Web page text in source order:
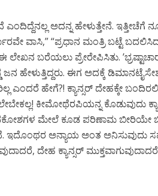
ಎಂದಿದ್ದೆನಲ್ಲ ಅದನ್ನ ಹೇಳುತ್ತೇನೆ. ಇತ್ತೀಚೆಗೆ
ವಾಸಿ,” “ಪ್ರಧಾನ ಮಂತ್ರಿ ಬಟ್ಟೆ
ಬರೆಯಲು ಪ್ರೇರೇಪಿಸಿತು. ’ಭ್ರಷ್ಟಾಚಾರ
ಹೇಳುತ್ತಿದ್ದರು. ಈಗ ಅದಕ್ಕೆ
ಎಂದರೆ ಹೇಗೆ?! ಕ್ಯಾನ್ಸರ್ ದೇಹಕ್ಕೇ
ಕೀಮೋಥೆರಪಿಯನ್ನ ಕೊಡುವುದು
ಮೇಲೆ ಕೂಡ ಪರಿಣಾಮ ಬೀರಿಯೇ
ಇದೊಂಥರ ಅನ್ಯಾಯ ಅಂತ ಅನಿಸುವುದು
ದೇಹ ಕ್ಯಾನ್ಸರ್ ಮುಕ್ತವಾಗುವುದಾದರೆ